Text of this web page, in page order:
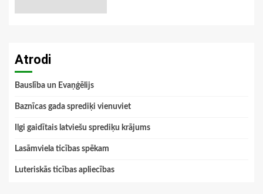
Atrodi
Bauslība un Evaņģēlijs
Baznīcas gada sprediķi vienuviet
Ilgi gaidītais latviešu sprediķu krājums
Lasāmviela ticības spēkam
Luteriskās ticības apliecības